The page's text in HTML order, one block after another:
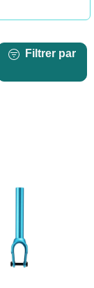
Filtrer par